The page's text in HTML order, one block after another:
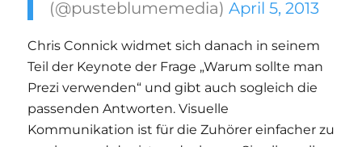
(@pusteblumemedia) April 5, 2013
Chris Connick widmet sich danach in seinem
Teil der Keynote der Frage „Warum sollte man
Prezi verwenden“ und gibt auch sogleich die
passenden Antworten. Visuelle
Kommunikation ist für die Zuhörer einfacher zu